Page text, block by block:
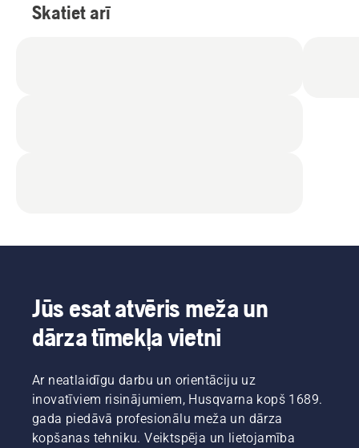
Skatiet arī
Jūs esat atvēris meža un
dārza tīmekļa vietni
Ar neatlaidīgu darbu un orientāciju uz
inovatīviem risinājumiem, Husqvarna kopš 1689.
gada piedāvā profesionālu meža un dārza
kopšanas tehniku. Veiktspēja un lietojamība